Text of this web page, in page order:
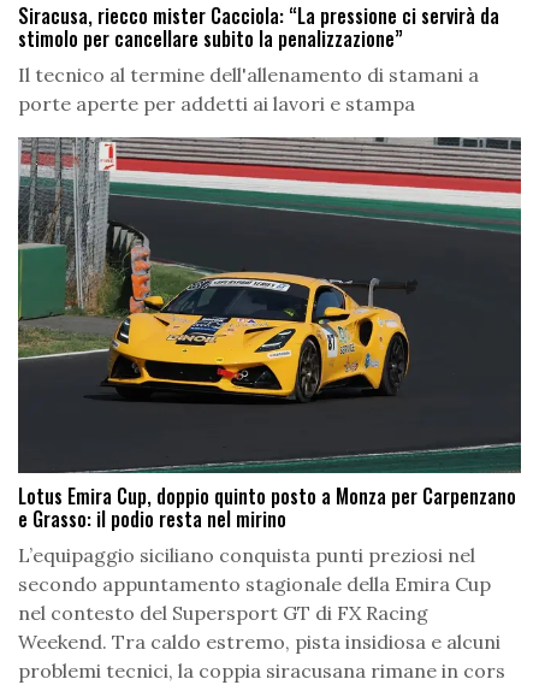
Siracusa, riecco mister Cacciola: “La pressione ci servirà da
stimolo per cancellare subito la penalizzazione”
Il tecnico al termine dell'allenamento di stamani a
porte aperte per addetti ai lavori e stampa
Lotus Emira Cup, doppio quinto posto a Monza per Carpenzano
e Grasso: il podio resta nel mirino
L’equipaggio siciliano conquista punti preziosi nel
secondo appuntamento stagionale della Emira Cup
nel contesto del Supersport GT di FX Racing
Weekend. Tra caldo estremo, pista insidiosa e alcuni
problemi tecnici, la coppia siracusana rimane in cors